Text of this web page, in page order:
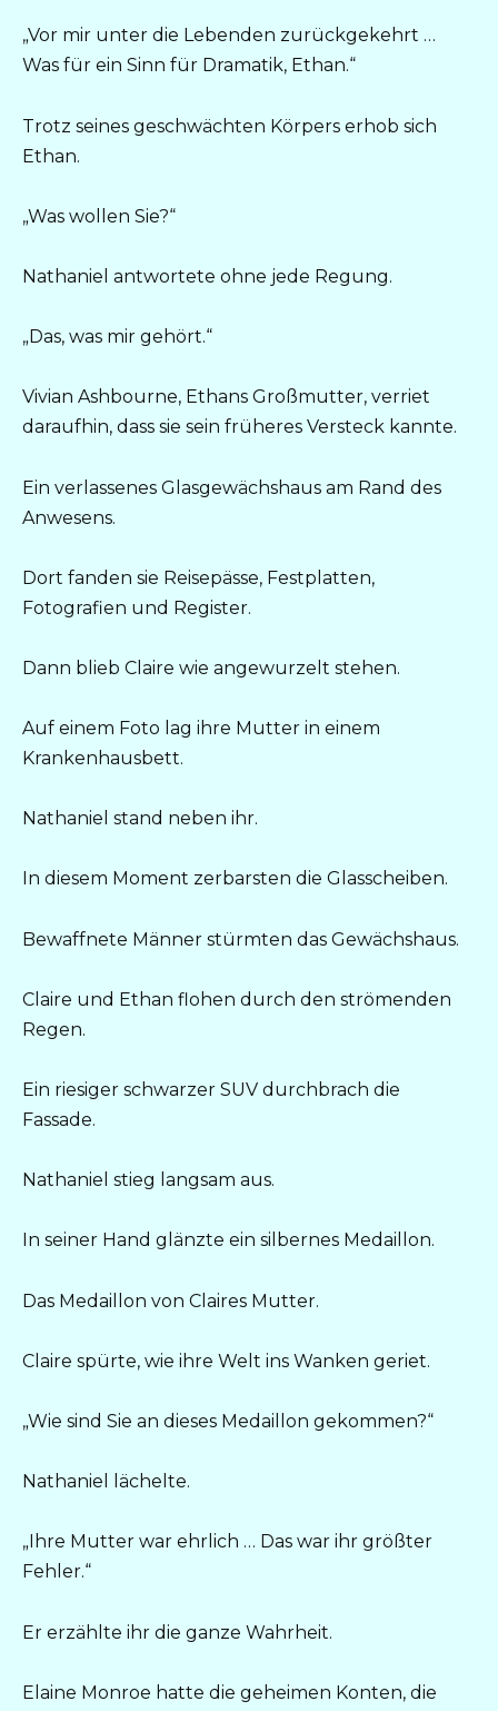
„Vor mir unter die Lebenden zurückgekehrt …
Was für ein Sinn für Dramatik, Ethan.“
Trotz seines geschwächten Körpers erhob sich
Ethan.
„Was wollen Sie?“
Nathaniel antwortete ohne jede Regung.
„Das, was mir gehört.“
Vivian Ashbourne, Ethans Großmutter, verriet
daraufhin, dass sie sein früheres Versteck kannte.
Ein verlassenes Glasgewächshaus am Rand des
Anwesens.
Dort fanden sie Reisepässe, Festplatten,
Fotografien und Register.
Dann blieb Claire wie angewurzelt stehen.
Auf einem Foto lag ihre Mutter in einem
Krankenhausbett.
Nathaniel stand neben ihr.
In diesem Moment zerbarsten die Glasscheiben.
Bewaffnete Männer stürmten das Gewächshaus.
Claire und Ethan flohen durch den strömenden
Regen.
Ein riesiger schwarzer SUV durchbrach die
Fassade.
Nathaniel stieg langsam aus.
In seiner Hand glänzte ein silbernes Medaillon.
Das Medaillon von Claires Mutter.
Claire spürte, wie ihre Welt ins Wanken geriet.
„Wie sind Sie an dieses Medaillon gekommen?“
Nathaniel lächelte.
„Ihre Mutter war ehrlich … Das war ihr größter
Fehler.“
Er erzählte ihr die ganze Wahrheit.
Elaine Monroe hatte die geheimen Konten, die